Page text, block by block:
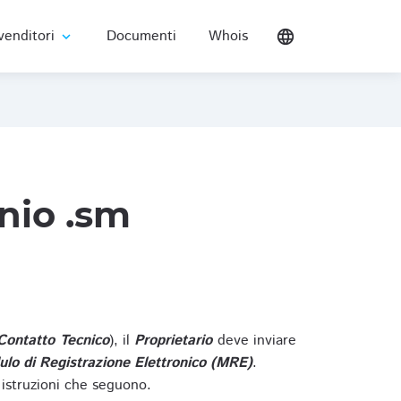
expand_more Documenti Whois language
.sm
Tecnico), il Proprietariodeve inviare
di Registrazione Elettronico (MRE).
che seguono.